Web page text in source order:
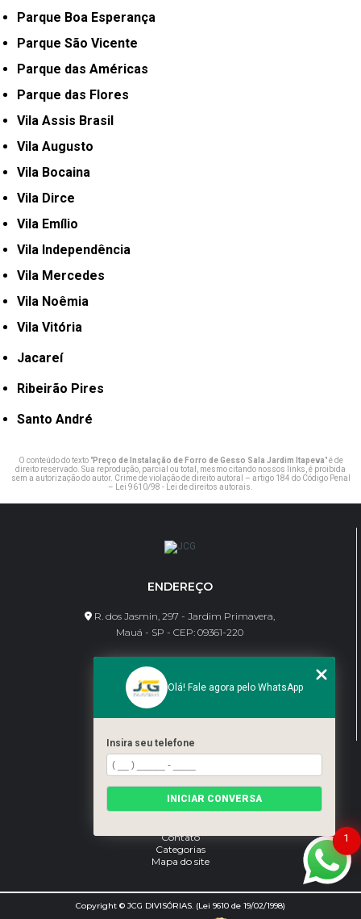
Parque Boa Esperança
Parque São Vicente
Parque das Américas
Parque das Flores
Vila Assis Brasil
Vila Augusto
Vila Bocaina
Vila Dirce
Vila Emílio
Vila Independência
Vila Mercedes
Vila Noêmia
Vila Vitória
Jacareí
Ribeirão Pires
Santo André
O conteúdo do texto "Preço de Instalação de Forro de Gesso Sala Jardim Itapeva" é de
direito reservado. Sua reprodução, parcial ou total, mesmo citando nossos links, é proibida
sem a autorização do autor. Crime de violação de direito autoral – artigo 184 do Código Penal
–
Lei 9610/98 - Lei de direitos autorais
ENDEREÇO
R. dos Jasmin, 297 - Jardim Primavera,
Mauá - SP - CEP: 09361-220
CONTATO
(11) 95462-8630
bene@jcgdivisorias.com
Home
Sobre Nós
Serviços
Contato
Categorias
Mapa do site
Copyright © JCG DIVISÓRIAS. (Lei 9610 de 19/02/1998)
1
Olá! Fale agora pelo WhatsApp
Insira seu telefone
INICIAR CONVERSA